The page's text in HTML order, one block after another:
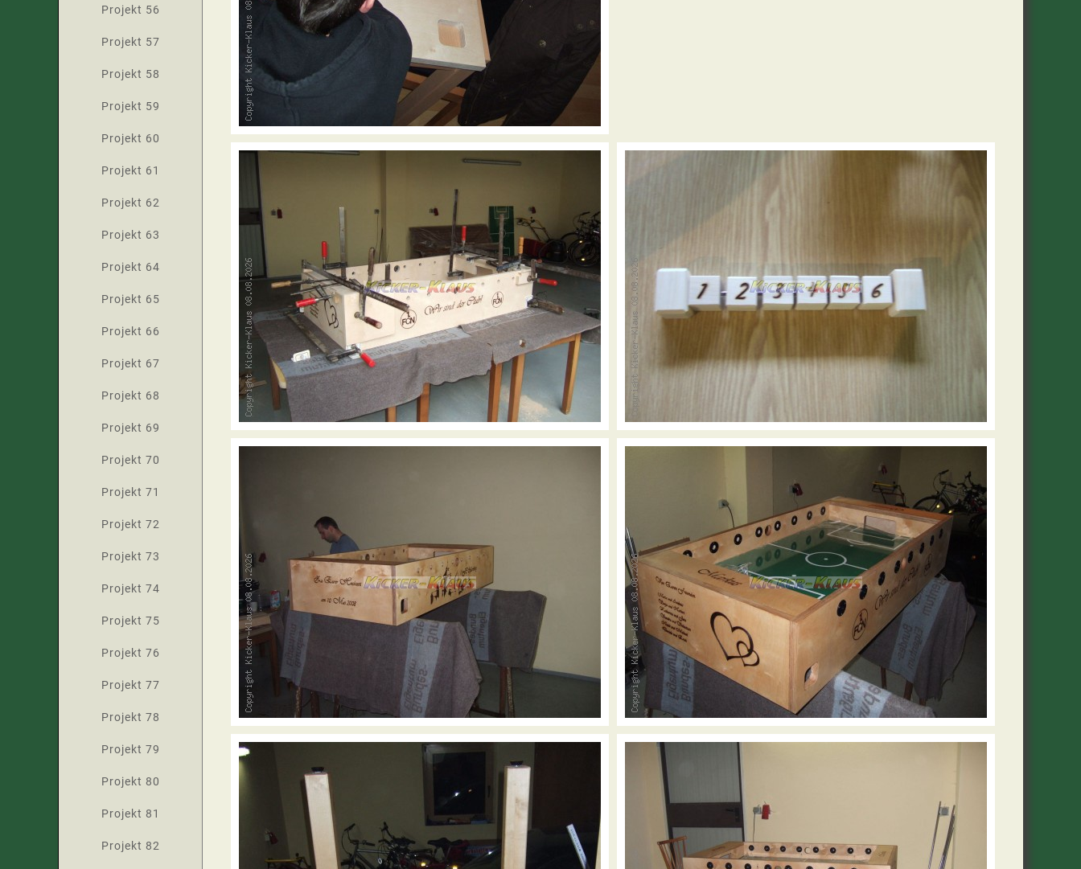
Projekt 56
Projekt 57
Projekt 58
Projekt 59
Projekt 60
Projekt 61
Projekt 62
Projekt 63
Projekt 64
Projekt 65
Projekt 66
Projekt 67
Projekt 68
Projekt 69
Projekt 70
Projekt 71
Projekt 72
Projekt 73
Projekt 74
Projekt 75
Projekt 76
Projekt 77
Projekt 78
Projekt 79
Projekt 80
Projekt 81
Projekt 82